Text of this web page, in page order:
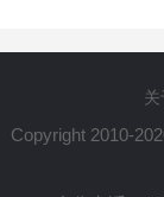
Copyright 2010-